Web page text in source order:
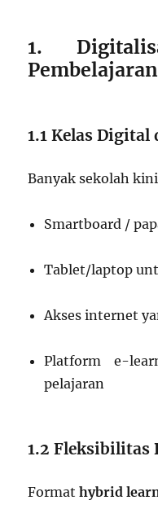
1.
1.1 Kelas
Banyak sekolah
Smartboard /
Tablet/laptop
Akses internet
Platform e-
pelajaran
1.2 Fleksibilitas
Formathybrid